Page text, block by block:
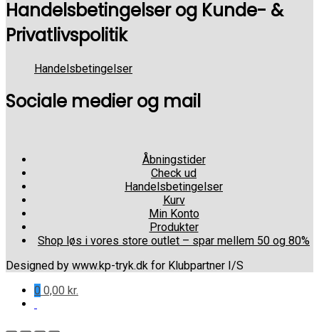
Handelsbetingelser og Kunde- &
Privatlivspolitik
Handelsbetingelser
Sociale medier og mail
Åbningstider
Check ud
Handelsbetingelser
Kurv
Min Konto
Produkter
Shop løs i vores store outlet – spar mellem 50 og 80%
Designed by www.kp-tryk.dk for Klubpartner I/S
0 0,00 kr.